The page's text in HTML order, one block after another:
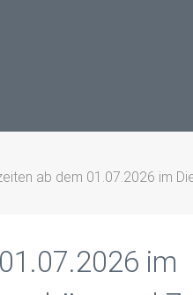
ab dem 01.07.2026 im
im